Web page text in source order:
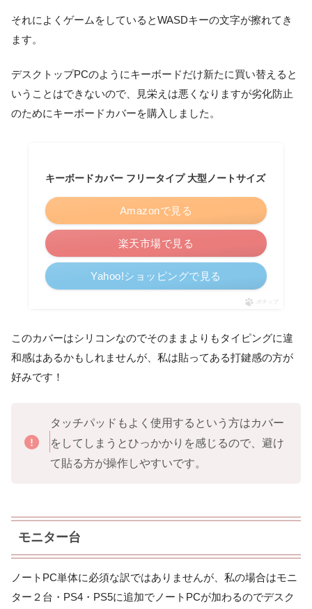
それによくゲームをしているとWASDキーの文字が擦れてき
ます。
デスクトップPCのようにキーボードだけ新たに買い替えると
いうことはできないので、見栄えは悪くなりますが劣化防止
のためにキーボードカバーを購入しました。
キーボードカバー フリータイプ 大型ノートサイズ
Amazonで見る
楽天市場で見る
Yahoo!ショッピングで見る
ポチップ
このカバーはシリコンなのでそのままよりもタイピングに違
和感はあるかもしれませんが、私は貼ってある打鍵感の方が
好みです！
タッチパッドもよく使用するという方はカバー
をしてしまうとひっかかりを感じるので、避け
て貼る方が操作しやすいです。
モニター台
ノートPC単体に必須な訳ではありませんが、私の場合はモニ
ター２台・PS4・PS5に追加でノートPCが加わるのでデスク